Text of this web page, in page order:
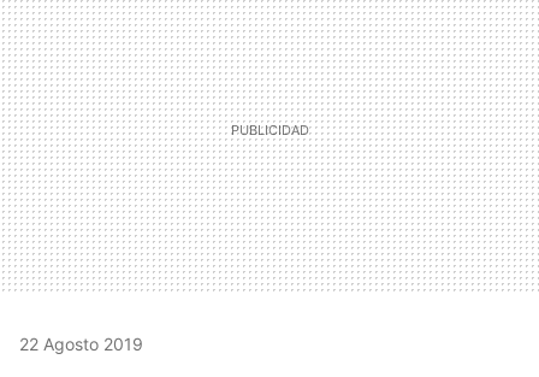
22 Agosto 2019